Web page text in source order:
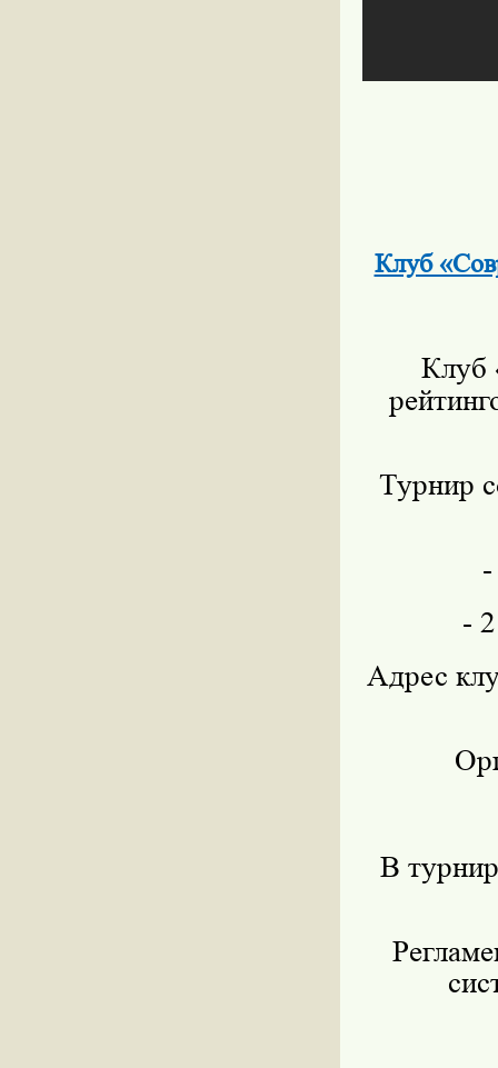
Клуб
Клуб
Турнир
-
Адрес
В